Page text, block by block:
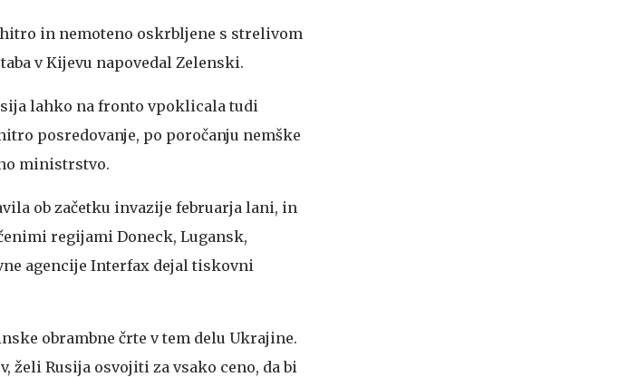
in nemoteno oskrbljene s strelivom
v Kijevu napovedal Zelenski.
lahko na fronto vpoklicala tudi
posredovanje, po poročanju nemške
ministrstvo.
ob začetku invazije februarja lani, in
regijami Doneck, Lugansk,
agencije Interfax dejal tiskovni
obrambne črte v tem delu Ukrajine.
želi Rusija osvojiti za vsako ceno, da bi